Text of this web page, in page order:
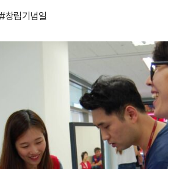
#창립기념일